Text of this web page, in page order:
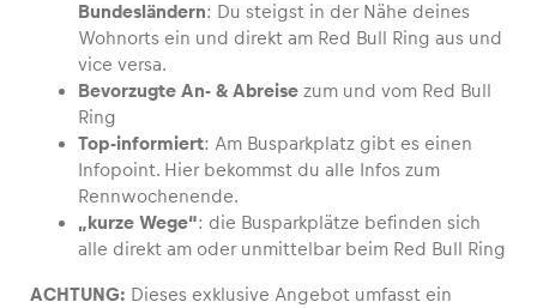
Business
Alle anzeigen
Bundesländern: Du steigst in der Nähe deines
Wohnorts ein und direkt am Red Bull Ring aus und
vice versa.
Bevorzugte An- & Abreise zum und vom Red Bull
Ring
Top-informiert: Am Busparkplatz gibt es einen
Infopoint. Hier bekommst du alle Infos zum
Rennwochenende.
„kurze Wege“: die Busparkplätze befinden sich
alle direkt am oder unmittelbar beim Red Bull Ring
ACHTUNG: Dieses exklusive Angebot umfasst ein